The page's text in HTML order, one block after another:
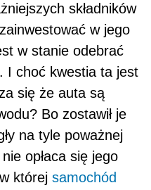
składników
w jego
w stanie odebrać
I choć kwestia ta jest
się że auta są
Bo zostawił je
na tyle poważnej
opłaca się jego
której samochód